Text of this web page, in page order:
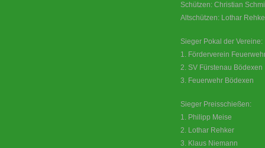
Schützen: Christian
Altschützen: Lothar
Sieger Pokal der Vereine:
1. Förderverein
2. SV Fürstenau Bödexen
3. Feuerwehr Bödexen
Sieger Preisschießen:
1. Philipp Meise
2. Lothar Rehker
3. Klaus Niemann